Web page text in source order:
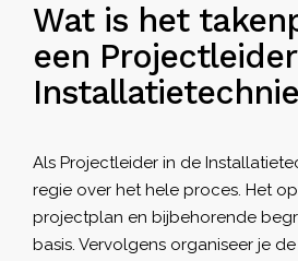
Wat is het
een
Als Projectleider in de
regie over het hele proces. Het
projectplan en bijbehorende
basis. Vervolgens organiseer je